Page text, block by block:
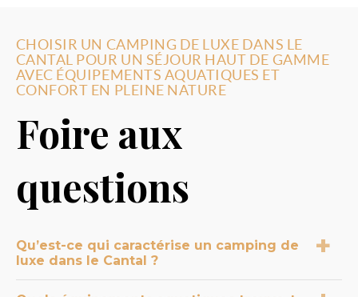
CHOISIR UN CAMPING DE LUXE DANS LE
CANTAL POUR UN SÉJOUR HAUT DE GAMME
AVEC ÉQUIPEMENTS AQUATIQUES ET
CONFORT EN PLEINE NATURE
Foire aux
questions
Qu’est-ce qui caractérise un camping de
luxe dans le Cantal ?